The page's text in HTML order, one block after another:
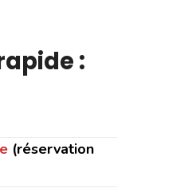
:
(réservation